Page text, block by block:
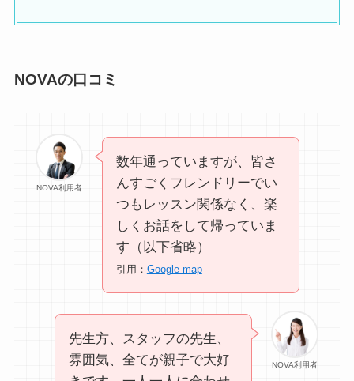
NOVAの口コミ
NOVA利用者
数年通っていますが、皆さ
んすごくフレンドリーでい
つもレッスン関係なく、楽
しくお話をして帰っていま
す（以下省略）
引用： Google map
NOVA利用者
先生方、スタッフの先生、
雰囲気、全てが親子で大好